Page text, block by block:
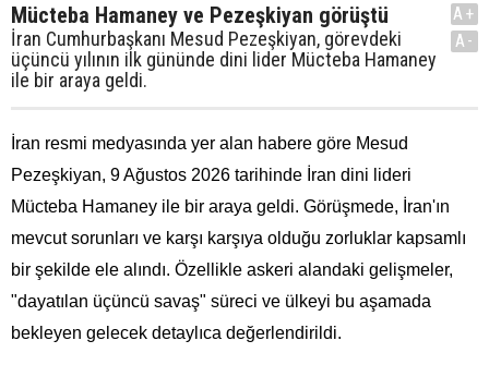
Mücteba Hamaney ve Pezeşkiyan görüştü
İran Cumhurbaşkanı Mesud Pezeşkiyan, görevdeki
üçüncü yılının ilk gününde dini lider Mücteba Hamaney
ile bir araya geldi.
A+
A-
İran resmi medyasında yer alan habere göre Mesud
Pezeşkiyan, 9 Ağustos 2026 tarihinde İran dini lideri
Mücteba Hamaney ile bir araya geldi. Görüşmede, İran'ın
mevcut sorunları ve karşı karşıya olduğu zorluklar kapsamlı
bir şekilde ele alındı. Özellikle askeri alandaki gelişmeler,
"dayatılan üçüncü savaş" süreci ve ülkeyi bu aşamada
bekleyen gelecek detaylıca değerlendirildi.